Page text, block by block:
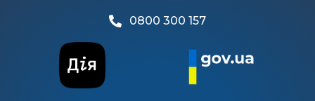
0800 300 157